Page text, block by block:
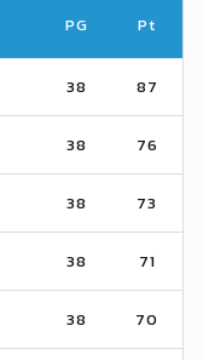
PG Pt
38 87
38 76
38 73
38 71
38 70